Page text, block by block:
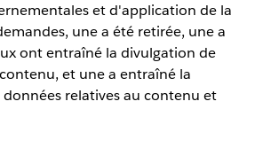
et d'application de la
une a été retirée, une a
ont entraîné la divulgation de
et une a entraîné la
relatives au contenu et